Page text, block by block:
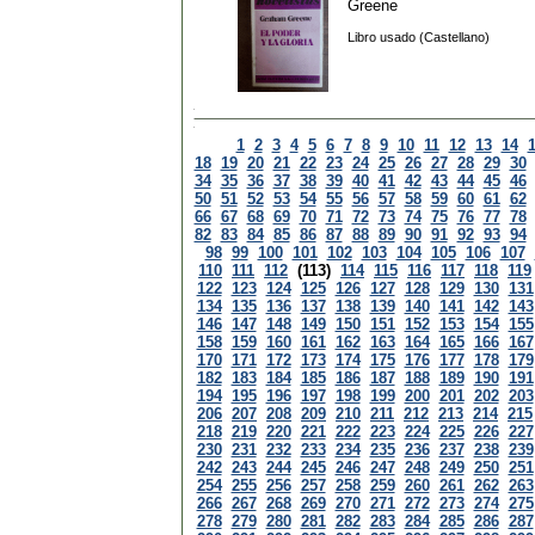
Greene
Libro usado (Castellano)
1 2 3 4 5 6 7 8 9 10 11 12 13 14
18 19 20 21 22 23 24 25 26 27 28 29 30
34 35 36 37 38 39 40 41 42 43 44 45 46
50 51 52 53 54 55 56 57 58 59 60 61 62
66 67 68 69 70 71 72 73 74 75 76 77 78
82 83 84 85 86 87 88 89 90 91 92 93 94
98 99 100 101 102 103 104 105 106 107
110 111 112 (113) 114 115 116 117 118 119
122 123 124 125 126 127 128 129 130 131
134 135 136 137 138 139 140 141 142 143
146 147 148 149 150 151 152 153 154 155
158 159 160 161 162 163 164 165 166 167
170 171 172 173 174 175 176 177 178 179
182 183 184 185 186 187 188 189 190 191
194 195 196 197 198 199 200 201 202 203
206 207 208 209 210 211 212 213 214 215
218 219 220 221 222 223 224 225 226 227
230 231 232 233 234 235 236 237 238 239
242 243 244 245 246 247 248 249 250 251
254 255 256 257 258 259 260 261 262 263
266 267 268 269 270 271 272 273 274 275
278 279 280 281 282 283 284 285 286 287